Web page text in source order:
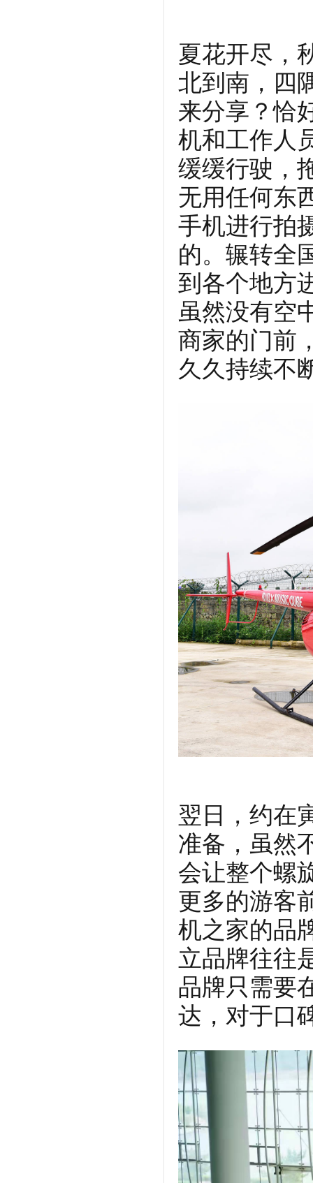
夏花开尽，
北到南，四
来分享？恰
机和工作人
缓缓行驶，
无用任何东
手机进行拍
的。辗转全
到各个地方
虽然没有空
商家的门前
久久持续不
翌日，约在
准备，虽然
会让整个螺
更多的游客
机之家的品
立品牌往往
品牌只需要
达，对于口